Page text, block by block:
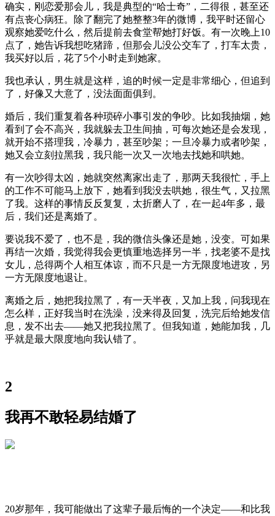
确实，刚恋爱那会儿，我是典型的“哈士奇”，二得很，甚至还
有点丧心病狂。除了翻完了她整整3年的微博，我平时还留心
观察她爱吃什么，然后提前去食堂帮她打好饭。有一次晚上10
点了，她告诉我想吃猪蹄，但那会儿没公交车了，打车太贵，
我买好以后，花了5个小时走到她家。
我也承认，男生就是这样，追的时候一定是非常细心，但追到
了，好像又大意了，没法面面俱到。
婚后，我们重复着各种琐碎小事引发的争吵。比如我抽烟，她
看到了会不高兴，我就躲去卫生间抽，可每次她还是会发现，
就开始不搭理我，冷暴力，甚至吵架；一旦冷暴力或者吵架，
她又会立刻拉黑我，我只能一次又一次地去找她和哄她。
有一次吵得太凶，她就突然离家出走了，那两天我很忙，手上
的工作不可能马上放下，她看到我没去哄她，很生气，又拉黑
了我。这样的事情反反复复，太折磨人了，在一起4年多，最
后，我们还是离婚了。
要说我不爱了，也不是，我的微信头像还是她，没变。可如果
再结一次婚，我觉得我会更慎重地选择另一半，找老婆不是找
女儿，总得两个人相互体谅，而不只是一方无限度地进攻，另
一方无限度地退让。
离婚之后，她把我拉黑了，有一天半夜，又加上我，问我现在
怎么样，正好我当时在洗澡，没来得及回复，洗完后给她发信
息，发不出去——她又把我拉黑了。但我知道，她能加我，几
乎就是最大限度地向我认错了。
2
我再不敢轻易结婚了
20岁那年，我可能做出了这辈子最后悔的一个决定——和比我